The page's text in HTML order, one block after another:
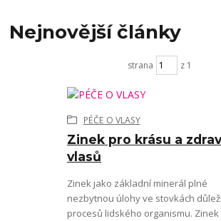
Nejnovější články
strana z 1
Zinek pro krásu a
vlasů
PÉČE O VLASY
Zinek jako základní minerál plné
nezbytnou úlohy ve stovkách
procesů lidského organismu.